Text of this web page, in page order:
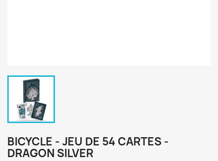
BICYCLE - JEU DE 54 CARTES -
DRAGON SILVER